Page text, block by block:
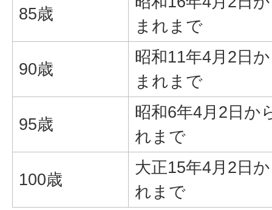
85歳
まれまで
90歳
昭和11年4月2日
まれまで
95歳
昭和6年4月2日か
れまで
100歳
大正15年4月2日
れまで